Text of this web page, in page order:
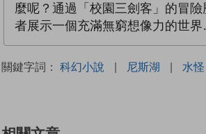
麼呢？通過「校園三劍客」的冒
者展示一個充滿無窮想像力的世
關鍵字詞： 科幻小說 | 尼斯湖 | 水怪